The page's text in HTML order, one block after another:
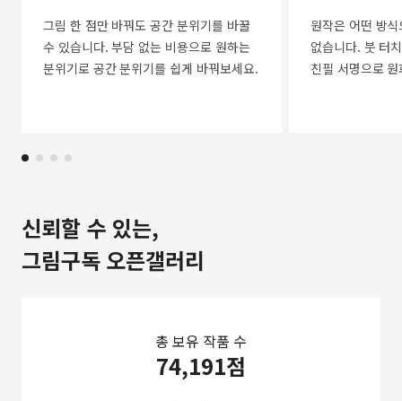
그림 한 점만 바꿔도 공간 분위기를 바꿀
수 있습니다. 부담 없는 비용으로 원하는
분위기로 공간 분위기를 쉽게 바꿔보세요.
원작은 어떤 방
없습니다. 붓 터
친필 서명으로
신뢰할 수 있는,
그림구독 오픈갤러리
총 보유 작품 수
74,191점